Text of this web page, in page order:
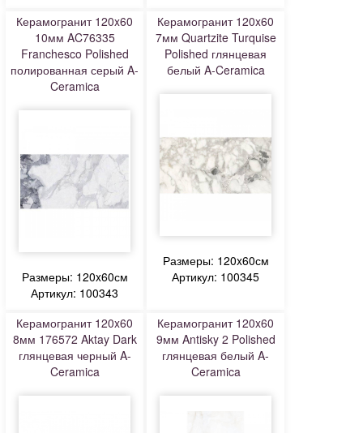
Керамогранит 120x60
10мм AC76335
Franchesco Polished
полированная серый A-
Ceramica
Размеры: 120x60см
Артикул: 100343
Керамогранит 120x60
7мм Quartzite Turquise
Polished глянцевая
белый A-Ceramica
Размеры: 120x60см
Артикул: 100345
Керамогранит 120x60
8мм 176572 Aktay Dark
глянцевая черный A-
Ceramica
Керамогранит 120x60
9мм Antisky 2 Polished
глянцевая белый A-
Ceramica